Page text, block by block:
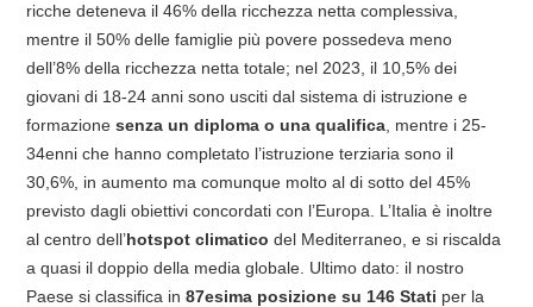
ricche deteneva il 46% della ricchezza netta complessiva,
mentre il 50% delle famiglie più povere possedeva meno
dell’8% della ricchezza netta totale; nel 2023, il 10,5% dei
giovani di 18-24 anni sono usciti dal sistema di istruzione e
formazione senza un diploma o una qualifica , mentre i 25-
34enni che hanno completato l’istruzione terziaria sono il
30,6%, in aumento ma comunque molto al di sotto del 45%
previsto dagli obiettivi concordati con l’Europa. L’Italia è inoltre
al centro dell’hotspot climatico del Mediterraneo, e si riscalda
a quasi il doppio della media globale. Ultimo dato: il nostro
Paese si classifica in 87esima posizione su 146 Stati per la